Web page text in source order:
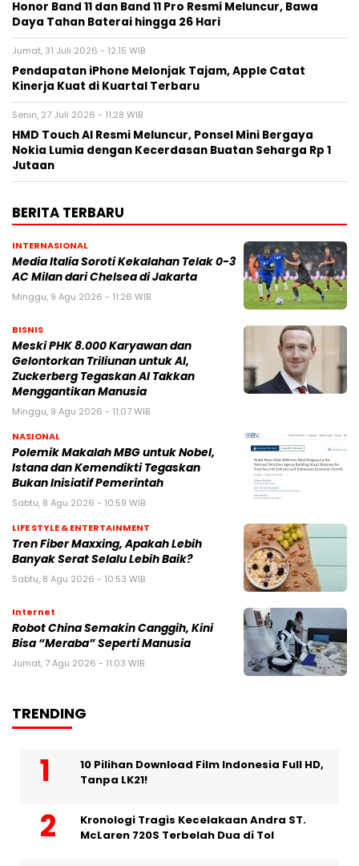
Honor Band 11 dan Band 11 Pro Resmi Meluncur, Bawa
Daya Tahan Baterai hingga 26 Hari
Jumat, 31 Juli 2026 - 12:15 WIB
Pendapatan iPhone Melonjak Tajam, Apple Catat
Kinerja Kuat di Kuartal Terbaru
Senin, 27 Juli 2026 - 11:28 WIB
HMD Touch AI Resmi Meluncur, Ponsel Mini Bergaya
Nokia Lumia dengan Kecerdasan Buatan Seharga Rp 1
Jutaan
BERITA TERBARU
INTERNASIONAL
Media Italia Soroti Kekalahan Telak 0-3
AC Milan dari Chelsea di Jakarta
Minggu, 9 Agu 2026 - 11:26 WIB
BISNIS
Meski PHK 8.000 Karyawan dan
Gelontorkan Triliunan untuk AI,
Zuckerberg Tegaskan AI Takkan
Menggantikan Manusia
Minggu, 9 Agu 2026 - 11:07 WIB
NASIONAL
Polemik Makalah MBG untuk Nobel,
Istana dan Kemendikti Tegaskan
Bukan Inisiatif Pemerintah
Sabtu, 8 Agu 2026 - 10:59 WIB
LIFE STYLE & ENTERTAINMENT
Tren Fiber Maxxing, Apakah Lebih
Banyak Serat Selalu Lebih Baik?
Sabtu, 8 Agu 2026 - 10:53 WIB
Internet
Robot China Semakin Canggih, Kini
Bisa “Meraba” Seperti Manusia
Jumat, 7 Agu 2026 - 11:03 WIB
TRENDING
10 Pilihan Download Film Indonesia Full HD,
Tanpa LK21!
Kronologi Tragis Kecelakaan Andra ST.
McLaren 720S Terbelah Dua di Tol